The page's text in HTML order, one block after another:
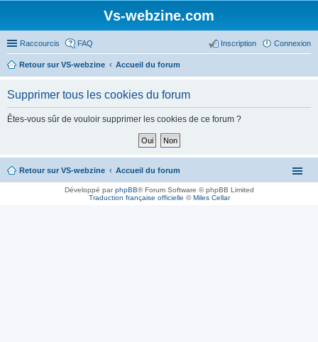
Vs-webzine.com
Raccourcis FAQ Connexion
Inscription
Retour sur VS-webzine Accueil du forum
Supprimer tous les cookies du forum
Êtes-vous sûr de vouloir supprimer les cookies de ce forum ?
Retour sur VS-webzine Accueil du forum
Développé parphpBB® Forum Software © phpBB Limited
Traduction française officielle ©Miles Cellar